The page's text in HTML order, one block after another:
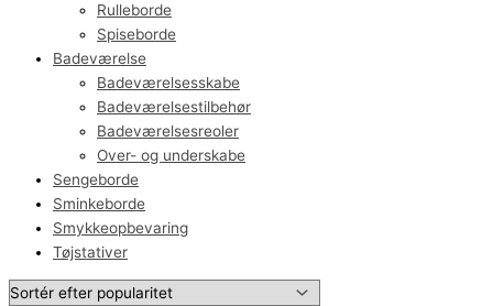
Rulleborde
Spiseborde
Badeværelse
Badeværelsesskabe
Badeværelsestilbehør
Badeværelsesreoler
Over- og underskabe
Sengeborde
Sminkeborde
Smykkeopbevaring
Tøjstativer